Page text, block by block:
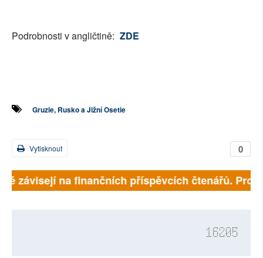
Podrobnosti v angličtině: ZDE
Gruzie, Rusko a Jižní Osetie
0
Vytisknout
závisejí na finančních příspěvcích čtenářů.
16205